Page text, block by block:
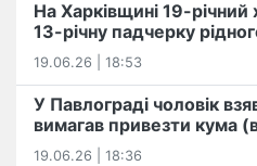
На Харківщині 19-
13-річну падчерку
19.06.26 | 18:53
У Павлограді чоловік
вимагав привезти кума
19.06.26 | 18:36